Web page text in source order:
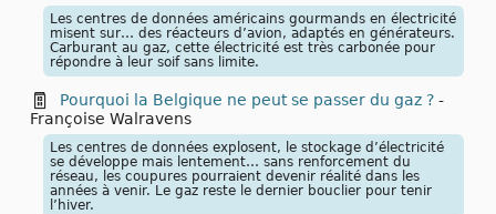
Les centres de données américains gourmands en électricité
misent sur… des réacteurs d’avion, adaptés en générateurs.
Carburant au gaz, cette électricité est très carbonée pour
répondre à leur soif sans limite.
Pourquoi la Belgique ne peut se passer du gaz ? -
Françoise Walravens
Les centres de données explosent, le stockage d’électricité
se développe mais lentement… sans renforcement du
réseau, les coupures pourraient devenir réalité dans les
années à venir. Le gaz reste le dernier bouclier pour tenir
l’hiver.